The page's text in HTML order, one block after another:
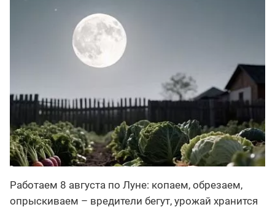
Работаем 8 августа по Луне: копаем, обрезаем,
опрыскиваем – вредители бегут, урожай хранится